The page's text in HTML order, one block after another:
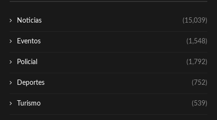
Noticias (15,039)
Eventos (1,548)
Policial (1,792)
Deportes (752)
Turismo (539)